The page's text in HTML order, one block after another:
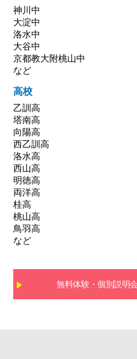
神川中
大淀中
洛水中
大谷中
京都教大附桃山中
など
高校
乙訓高
塔南高
向陽高
西乙訓高
洛水高
西山高
明徳高
両洋高
桂高
桃山高
鳥羽高
など
無料体験・個別説明